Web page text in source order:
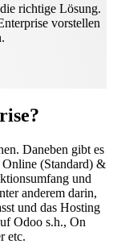
richtige Lösung.
vorstellen
Daneben gibt es
(Standard) &
und
anderem darin,
und das Hosting
Odoo s.h., On
etc.